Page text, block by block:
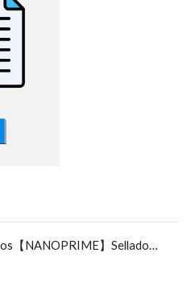
Sellador Para Pisos【NANOPRIME】Sellador Para Estructuras y Cimientos ✓